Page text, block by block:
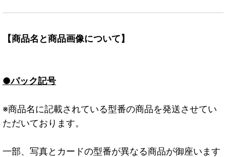
【商品名と商品画像について】
●パック記号
※商品名に記載されている型番の商品を発送させてい
ただいております。
一部、写真とカードの型番が異なる商品が御座います